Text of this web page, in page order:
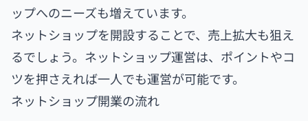
ップへのニーズも増えています。
ネットショップを開設することで、売上拡大も狙え
るでしょう。ネットショップ運営は、ポイントやコ
ツを押さえれば一人でも運営が可能です。
ネットショップ開業の流れ